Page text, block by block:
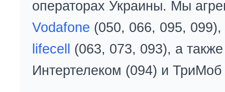
операторах Украины. Мы
Vodafone (050, 066, 095, 099),
lifecell
(063, 073, 093), а
Интертелеком (094) и ТриМоб